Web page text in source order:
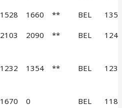
1528 1660 ** BEL 135
2103 2090 ** BEL 124
1232 1354 ** BEL 123
1670 0 BEL 118